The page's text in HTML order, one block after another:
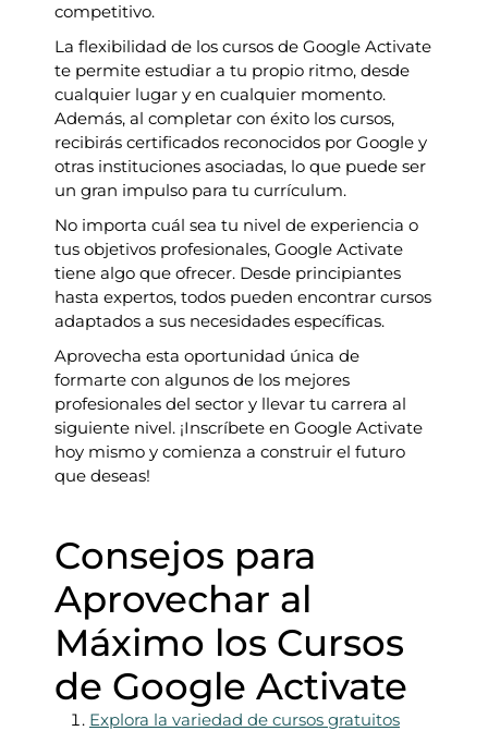
competitivo.
La flexibilidad de los cursos de Google Activate
te permite estudiar a tu propio ritmo, desde
cualquier lugar y en cualquier momento.
Además, al completar con éxito los cursos,
recibirás certificados reconocidos por Google y
otras instituciones asociadas, lo que puede ser
un gran impulso para tu currículum.
No importa cuál sea tu nivel de experiencia o
tus objetivos profesionales, Google Activate
tiene algo que ofrecer. Desde principiantes
hasta expertos, todos pueden encontrar cursos
adaptados a sus necesidades específicas.
Aprovecha esta oportunidad única de
formarte con algunos de los mejores
profesionales del sector y llevar tu carrera al
siguiente nivel. ¡Inscríbete en Google Activate
hoy mismo y comienza a construir el futuro
que deseas!
Consejos para
Aprovechar al
Máximo los Cursos
de Google Activate
Explora la variedad de cursos gratuitos